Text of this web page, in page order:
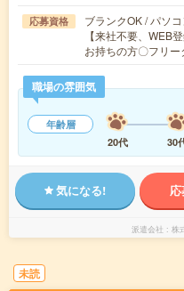
応募資格
ブランクOK / パソ
【来社不要、WEB
お持ちの方〇フリ
職場の雰囲気
年齢層
20代
30
気になる!
派遣会社 株
未読